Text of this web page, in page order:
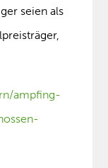
seien als
ampfing-